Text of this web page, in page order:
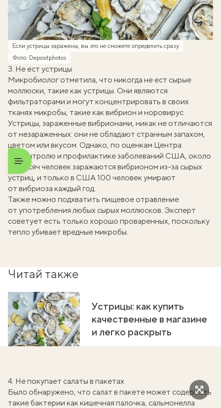
Если устрицы заражены, вы это не сможете определить сразу
Фото: Depositphotos
3. Не ест устрицы
Микробиолог отметила, что никогда не ест сырые
моллюски, такие как устрицы. Они являются
фильтраторами и могут концентрировать в своих
тканях микробы, такие как вибрион и норовирус.
Устрицы, зараженные вибрионами, никак не отличаются
от незараженных: они не обладают странным запахом,
цветом или вкусом. Однако, по оценкам Центра
по контролю и профилактике заболеваний США, около
80 тысяч человек заражаются вибрионом из-за сырых
устриц, и только в США 100 человекумирают
от вибриоза каждый год.
Также можно подхватить пищевое отравление
от употребления любых сырых моллюсков. Эксперт
советует есть только хорошо проваренных, поскольку
тепло убивает вредные микробы.
Читай также
Устрицы: как купить
качественные в магазине
и легко раскрыть
4. Не покупает салаты в пакетах
Было обнаружено, что салат в пакете может содержать
такие бактерии как кишечная палочка, сальмонелла